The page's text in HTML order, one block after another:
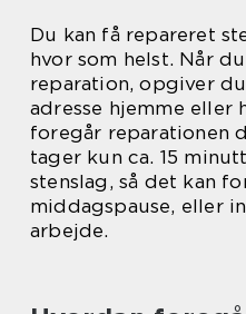
Du kan få repareret
hvor som helst. Når
reparation, opgiver
adresse hjemme eller
foregår reparationen
tager kun ca. 15
stenslag, så det kan
middagspause, eller
arbejde.